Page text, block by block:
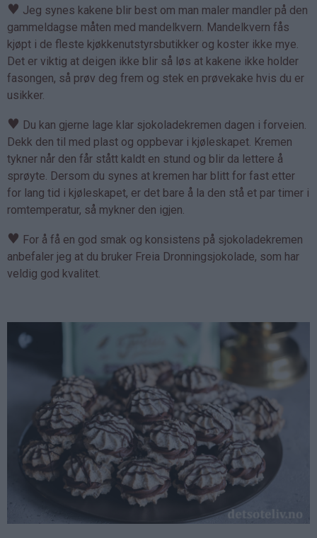
♥ Jeg synes kakene blir best om man maler mandler på den
gammeldagse måten med mandelkvern. Mandelkvern fås
kjøpt i de fleste kjøkkenutstyrsbutikker og koster ikke mye.
Det er viktig at deigen ikke blir så løs at kakene ikke holder
fasongen, så prøv deg frem og stek en prøvekake hvis du er
usikker.
♥ Du kan gjerne lage klar sjokoladekremen dagen i forveien.
Dekk den til med plast og oppbevar i kjøleskapet. Kremen
tykner når den får stått kaldt en stund og blir da lettere å
sprøyte. Dersom du synes at kremen har blitt for fast etter
for lang tid i kjøleskapet, er det bare å la den stå et par timer i
romtemperatur, så mykner den igjen.
♥ For å få en god smak og konsistens på sjokoladekremen
anbefaler jeg at du bruker Freia Dronningsjokolade, som har
veldig god kvalitet.